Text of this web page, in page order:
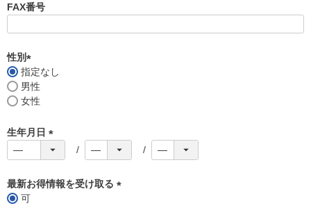
)
FAX番号
性別
(
必
須
指定なし
男性
女性
生年月日
(
須
最新お得情報を受け取る
可